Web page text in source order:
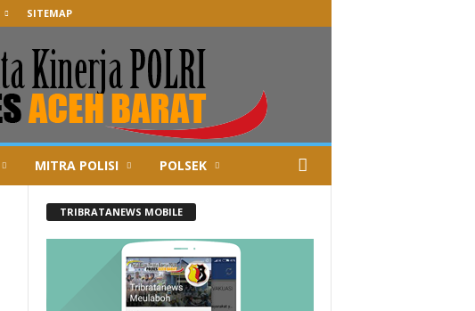
SITEMAP
MITRA POLISI POLSEK
TRIBRATANEWS MOBILE